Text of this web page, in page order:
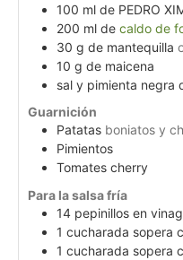
100 ml de PEDRO
200 ml de caldo de
30 g de mantequilla
10 g de maicena
sal y pimienta negra
Guarnición
Patatas boniatos y
Pimientos
Tomates cherry
Para la salsa fría
14 pepinillos en
1 cucharada sopera
1 cucharada sopera